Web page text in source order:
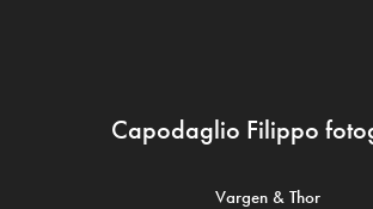
Capodaglio Filippo
Vargen & Thor